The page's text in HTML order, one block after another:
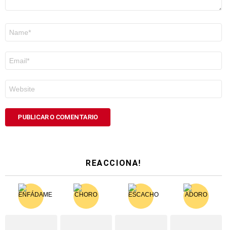
electrónico
*
REACCIONA!